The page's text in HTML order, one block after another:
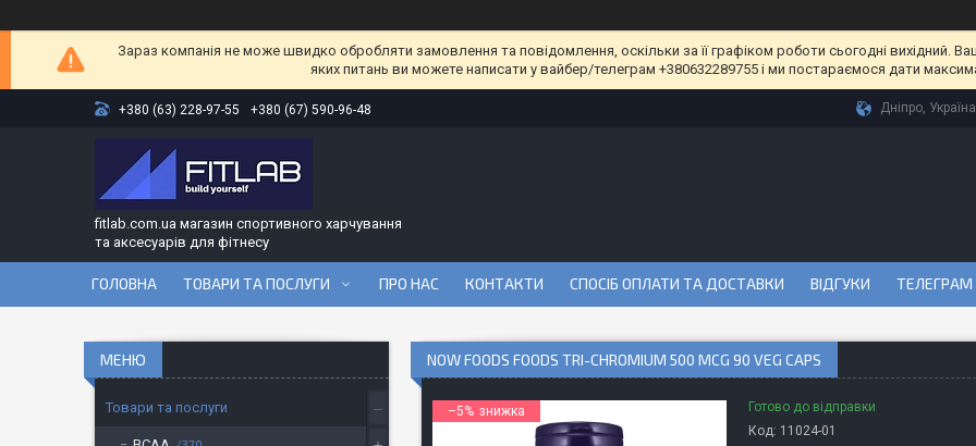
Зараз компанія не може швидко обробляти замовлення та повідомлення, оскільки за її графіком роботи сьогодні вихідний.
яких питань ви можете написати у вайбер/телеграм +380632289755 і ми постараємося дати
+380 (63) 228-97-55 +380 (67) 590-96-48 Дніпро, Україна
fitlab.com.ua магазин спортивного харчування
та аксесуарів для фітнесу
ГОЛОВНА ТОВАРИ ТА ПОСЛУГИ ПРО НАС КОНТАКТИ СПОСІБ ОПЛАТИ ТА ДОСТАВКИ ВІДГУКИ
NOW FOODS FOODS TRI-CHROMIUM 500 MCG 90 VEG CAPS
–5%
Готово до відправки
Код: 11024-01
Товари та послуги